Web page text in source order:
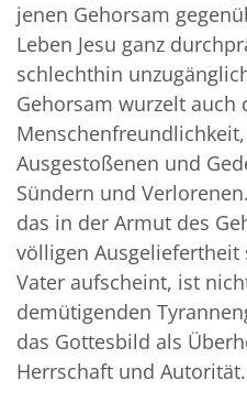
jenen Gehorsam
Leben Jesu ganz
schlechthin
Gehorsam wurzelt auch
Ausgestoßenen und
Sündern und
das in der Armut des
völligen Ausgeliefertheit
Vater aufscheint, ist
demütigenden
das Gottesbild als
Herrschaft und Autorität.